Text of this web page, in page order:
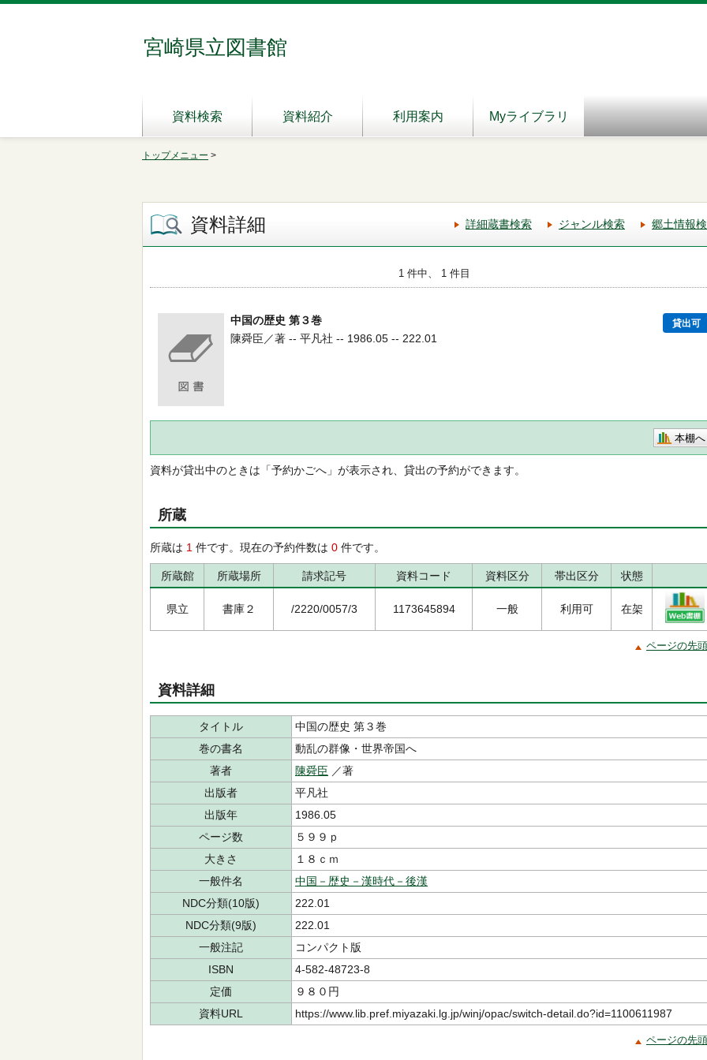
宮崎県立図書館
資料検索 資料紹介 利用案内 Myライブラリ
トップメニュー >
資料詳細 詳細蔵書検索 ジャンル検索 郷土情報
1 件中、 1 件目
中国の歴史 第３巻 貸出可
陳舜臣／著 -- 平凡社 -- 1986.05 -- 222.01
本棚へ
資料が貸出中のときは「予約かごへ」が表示され、貸出の予約ができます。
所蔵
所蔵は 1 件です。現在の予約件数は 0 件です。
所蔵館 所蔵場所 請求記号 資料コード 資料区分 帯出区分 状態
県立 書庫２ /2220/0057/3 1173645894 一般 利用可 在架
ページの先
資料詳細
タイトル
中国の歴史 第３巻
巻の書名
動乱の群像・世界帝国へ
著者
陳舜臣 ／著
出版者
平凡社
出版年
1986.05
ページ数
５９９ｐ
大きさ
１８ｃｍ
一般件名
中国－歴史－漢時代－後漢
NDC分類(10版)
222.01
NDC分類(9版)
222.01
一般注記
コンパクト版
ISBN
4-582-48723-8
定価
９８０円
資料URL
https://www.lib.pref.miyazaki.lg.jp/winj/opac/switch-detail.do?id=1100611987
ページの先